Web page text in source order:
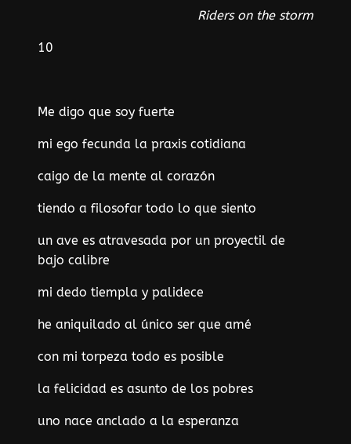
Riders on the storm
10
Me digo que soy fuerte
mi ego fecunda la praxis cotidiana
caigo de la mente al corazón
tiendo a filosofar todo lo que siento
un ave es atravesada por un proyectil de
bajo calibre
mi dedo tiempla y palidece
he aniquilado al único ser que amé
con mi torpeza todo es posible
la felicidad es asunto de los pobres
uno nace anclado a la esperanza